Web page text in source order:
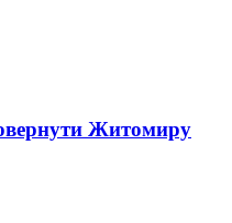
Житомиру